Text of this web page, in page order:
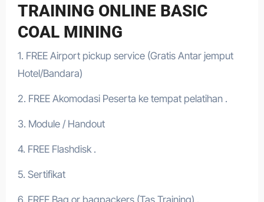
TRAINING ONLINE BASIC
COAL MINING
1. FREE Airport pickup service (Gratis Antar jemput
Hotel/Bandara)
2. FREE Akomodasi Peserta ke tempat pelatihan .
3. Module / Handout
4. FREE Flashdisk .
5. Sertifikat
6. FREE Bag or bagpackers (Tas Training) .